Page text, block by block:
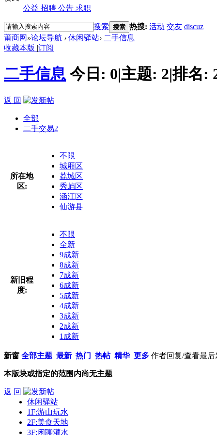
公益 招聘 公告 求职
搜索 搜索 热搜: 活动 交友 discuz
莆商网 »论坛导航 › 休闲驿站› 二手信息
收藏本版 |订阅
二手信息 今日: 0|主题: 2|排名:
返 回
全部
二手交易2
所在地
区:
不限
城厢区
荔城区
秀屿区
涵江区
仙游县
新旧程
度:
不限
全新
9成新
8成新
7成新
6成新
5成新
4成新
3成新
2成新
1成新
新窗 全部主题 最新 热门 热帖 精华 更多 作者回复/查看最后
本版块或指定的范围内尚无主题
返 回
休闲驿站
1F:游山玩水
2F:美食天地
3F:闲聊灌水